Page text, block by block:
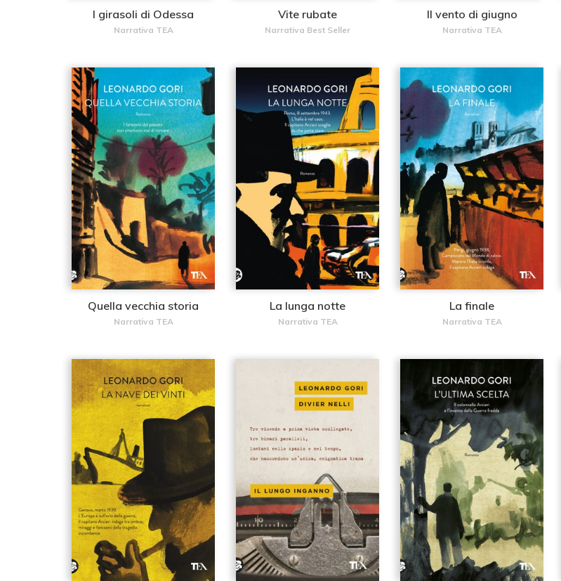
I girasoli di Odessa
Narrativa TEA
Vite rubate
Narrativa Best Seller
Il vento di giugno
Narrativa TEA
Quella vecchia storia
Narrativa TEA
La lunga notte
Narrativa TEA
La finale
Narrativa TEA